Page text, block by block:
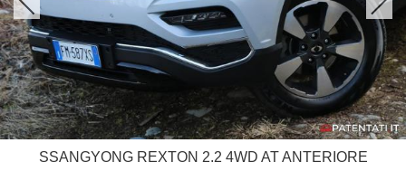
SSANGYONG REXTON 2.2 4WD AT ANTERIORE